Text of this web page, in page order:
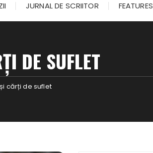
JURNAL DE SCRIITOR FEATURES
DE SUFLET
cărți de suflet